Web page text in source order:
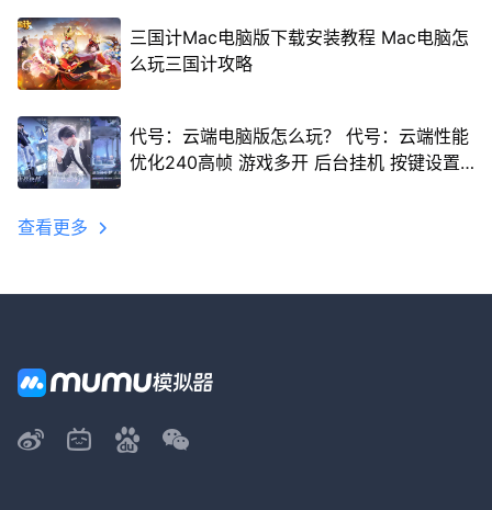
三国计Mac电脑版下载安装教程 Mac电脑怎
么玩三国计攻略
代号：云端电脑版怎么玩？ 代号：云端性能
优化240高帧 游戏多开 后台挂机 按键设置
查看更多